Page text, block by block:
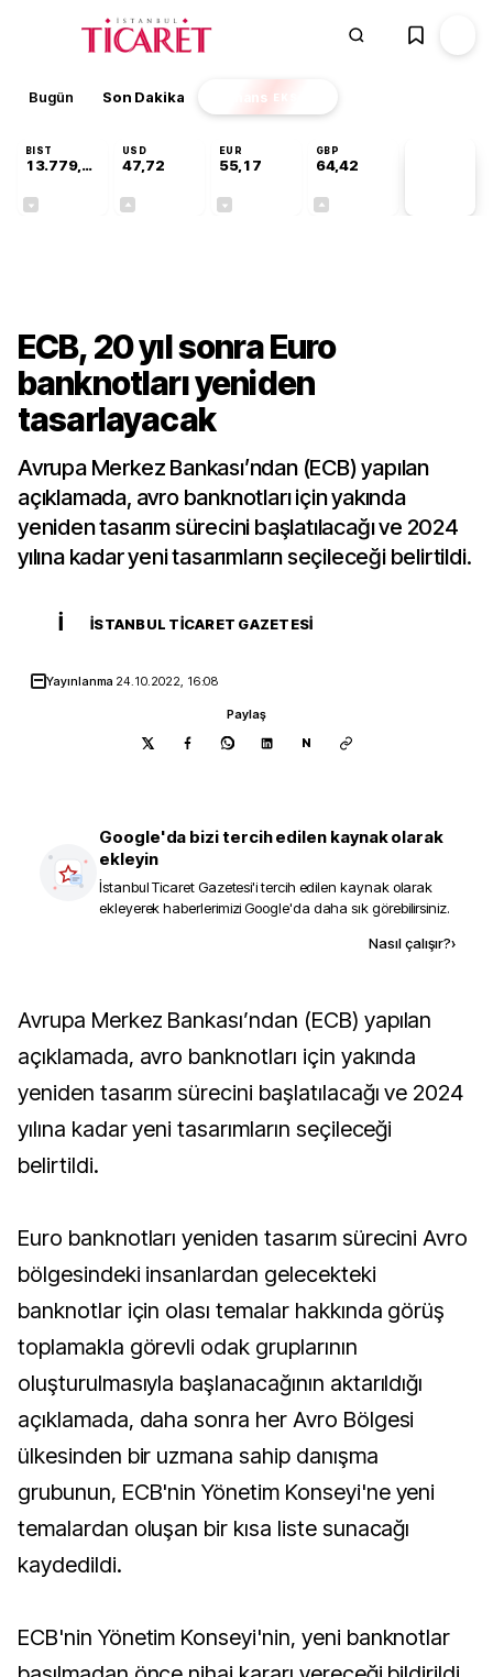
Bugün Son Dakika Finans EKSTRA
BIST
13.779,39
USD
47,72
EUR
55,17
GBP
64,42
ECB, 20 yıl sonra Euro
banknotları yeniden
tasarlayacak
Avrupa Merkez Bankası’ndan (ECB) yapılan
açıklamada, avro banknotları için yakında
yeniden tasarım sürecini başlatılacağı ve 2024
yılına kadar yeni tasarımların seçileceği belirtildi.
İ İSTANBUL TICARET GAZETESI
Yayınlanma 24.10.2022, 16:08
Paylaş
N
Google'da bizi tercih edilen kaynak olarak
ekleyin
İstanbul Ticaret Gazetesi'i tercih edilen kaynak olarak
ekleyerek haberlerimizi Google'da daha sık görebilirsiniz.
Nasıl çalışır?›
Avrupa Merkez Bankası’ndan (ECB) yapılan
açıklamada, avro banknotları için yakında
yeniden tasarım sürecini başlatılacağı ve 2024
yılına kadar yeni tasarımların seçileceği
belirtildi.
Euro banknotları yeniden tasarım sürecini Avro
bölgesindeki insanlardan gelecekteki
banknotlar için olası temalar hakkında görüş
toplamakla görevli odak gruplarının
oluşturulmasıyla başlanacağının aktarıldığı
açıklamada, daha sonra her Avro Bölgesi
ülkesinden bir uzmana sahip danışma
grubunun, ECB'nin Yönetim Konseyi'ne yeni
temalardan oluşan bir kısa liste sunacağı
kaydedildi.
ECB'nin Yönetim Konseyi'nin, yeni banknotlar